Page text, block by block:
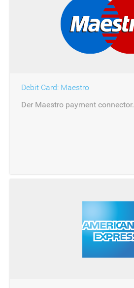
Debit Card: Maestro
Der Maestro payment connector.